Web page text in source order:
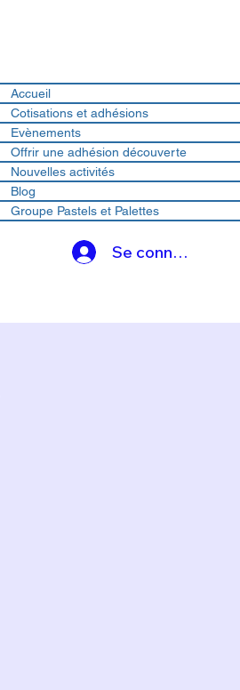
Accueil
Cotisations et adhésions
Evènements
Offrir une adhésion découverte
Nouvelles activités
Blog
Groupe Pastels et Palettes
Se connecter